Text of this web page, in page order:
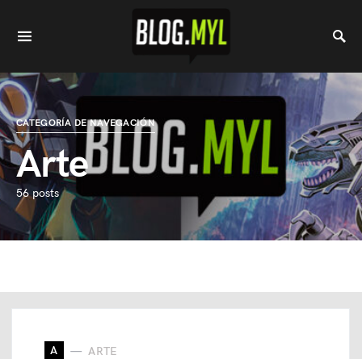
CATEGORÍA DE NAVEGACIÓN
Arte
56 posts
A ARTE